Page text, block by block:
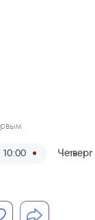
10:00